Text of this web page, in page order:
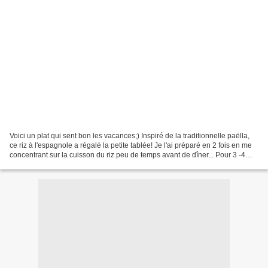
Voici un plat qui sent bon les vacances;) Inspiré de la traditionnelle paëlla,
ce riz à l'espagnole a régalé la petite tablée! Je l'ai préparé en 2 fois en me
concentrant sur la cuisson du riz peu de temps avant de dîner... Pour 3 -4